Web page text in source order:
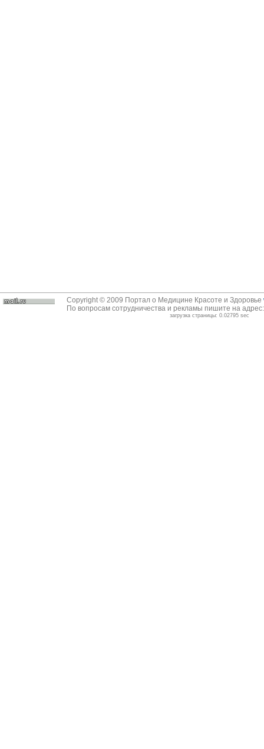
Copyright © 2009 Портал о Медицине Красоте и Здоровье
По вопросам сотрудничества и рекламы пишите на
загрузка страницы: 0.02795 sec